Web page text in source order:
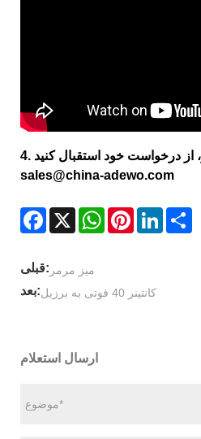
4. جزئیات بیشتر، از درخواست خود استقبال کنید:
sales@china-adewo.com
Facebook
X WhatsAppPinterestLinkedIn
قبلی: میز مرمر
بعد: کانتینر 40 فوتی به برزیل
ارسال استعلام